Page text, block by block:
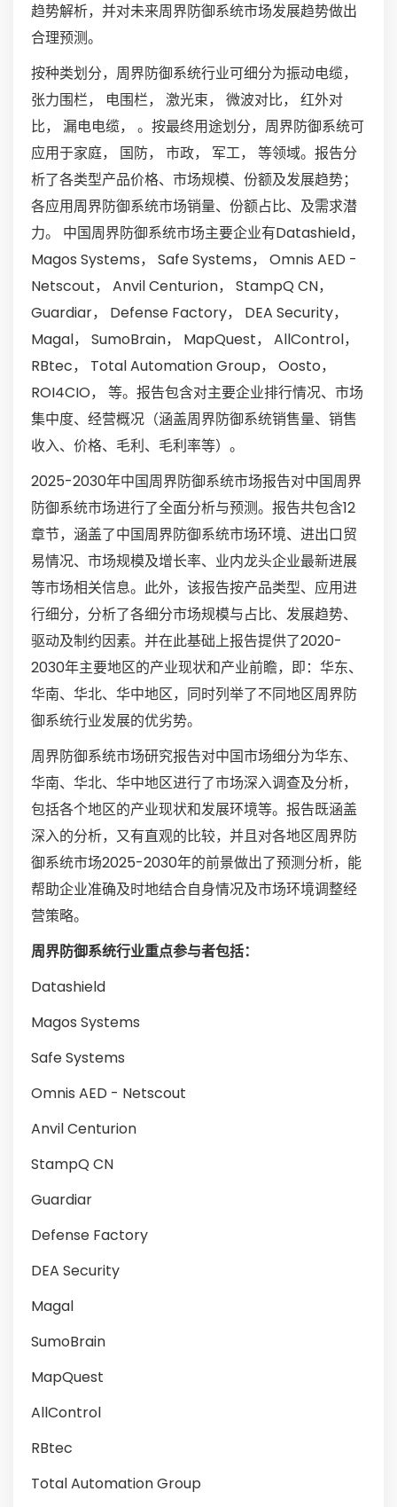
趋势解析，并对未来周界防御系统市场发展趋势做出
合理预测。
按种类划分，周界防御系统行业可细分为振动电缆，
张力围栏， 电围栏， 激光束， 微波对比， 红外对
比， 漏电电缆， 。按最终用途划分，周界防御系统可
应用于家庭， 国防， 市政， 军工， 等领域。报告分
析了各类型产品价格、市场规模、份额及发展趋势；
各应用周界防御系统市场销量、份额占比、及需求潜
力。 中国周界防御系统市场主要企业有Datashield，
Magos Systems， Safe Systems， Omnis AED -
Netscout， Anvil Centurion， StampQ CN，
Guardiar， Defense Factory， DEA Security，
Magal， SumoBrain， MapQuest， AllControl，
RBtec， Total Automation Group， Oosto，
ROI4CIO， 等。报告包含对主要企业排行情况、市场
集中度、经营概况（涵盖周界防御系统销售量、销售
收入、价格、毛利、毛利率等）。
2025-2030年中国周界防御系统市场报告对中国周界
防御系统市场进行了全面分析与预测。报告共包含12
章节，涵盖了中国周界防御系统市场环境、进出口贸
易情况、市场规模及增长率、业内龙头企业最新进展
等市场相关信息。此外，该报告按产品类型、应用进
行细分，分析了各细分市场规模与占比、发展趋势、
驱动及制约因素。并在此基础上报告提供了2020-
2030年主要地区的产业现状和产业前瞻，即：华东、
华南、华北、华中地区，同时列举了不同地区周界防
御系统行业发展的优劣势。
周界防御系统市场研究报告对中国市场细分为华东、
华南、华北、华中地区进行了市场深入调查及分析，
包括各个地区的产业现状和发展环境等。报告既涵盖
深入的分析，又有直观的比较，并且对各地区周界防
御系统市场2025-2030年的前景做出了预测分析，能
帮助企业准确及时地结合自身情况及市场环境调整经
营策略。
周界防御系统行业重点参与者包括：
Datashield
Magos Systems
Safe Systems
Omnis AED - Netscout
Anvil Centurion
StampQ CN
Guardiar
Defense Factory
DEA Security
Magal
SumoBrain
MapQuest
AllControl
RBtec
Total Automation Group